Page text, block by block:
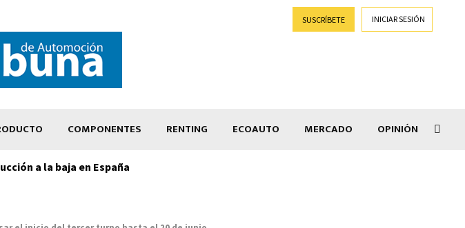
SUSCRÍBETE INICIAR SESIÓN
COMPONENTES RENTING ECOAUTO MERCADO OPINIÓN
a la baja en España